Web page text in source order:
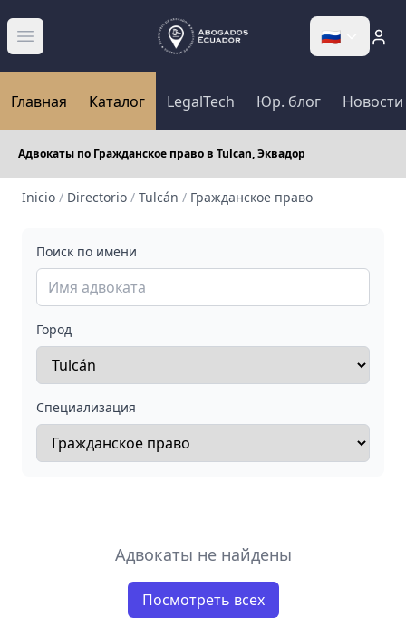
Abrir menú 🇷🇺
Главная Каталог LegalTech Юр. блог Новости
Адвокаты по Гражданское право в Tulcan, Эквадор
Inicio / Directorio / Tulcán / Гражданское право
Поиск по имени
Город
Специализация
Адвокаты не найдены
Посмотреть всех